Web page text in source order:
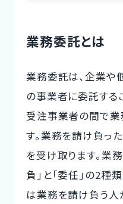
業務委託とは
業務委託は、企業
の事業者に委託する
受注事業者の間で
す。業務を請け負っ
を受け取ります。業
負」と「委任」の2種
は業務を請け負う